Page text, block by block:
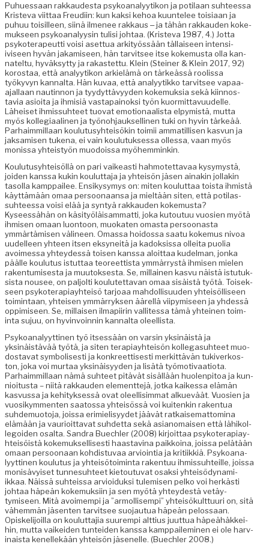
Puhues­saan rakkaud­es­ta psyko­ana­lyytikon ja poti­laan suh­teessa
Kris­te­va viit­taa Freudi­in: kun kak­si kehoa kuun­telee toisi­aan ja
puhuu toisilleen, siinä ilme­nee rakkaus ‒ ja tähän rakkau­den koke­
muk­seen psyko­ana­lyysin tulisi johtaa. (Kris­te­va 1987, 4.) Jot­ta
psykoter­apeut­ti voisi aset­tua ark­i­työssään täl­laiseen inten­si­
iviseen hyvän jakamiseen, hän tarvit­see itse koke­mus­ta olla kan­
natel­tu, hyväksyt­ty ja rakastet­tu. Klein (Stein­er & Klein 2017, 92)
korostaa, että ana­lyytikon arkielämä on tärkeässä roolis­sa
työkyvyn kannal­ta. Hän kuvaa, että ana­lyytikko tarvit­see vapaa-
ajal­laan nautin­non ja tyy­dyt­tävyy­den koke­muk­sia sekä kiin­nos­
tavia asioi­ta ja ihmisiä vastapain­ok­si työn kuor­mit­tavu­udelle.
Läheiset ihmis­suh­teet tuo­vat emo­tion­aal­ista elpymistä, mut­ta
myös kol­le­giaa­li­nen ja työno­h­jauk­selli­nen tuki on hyvin tärkeää.
Parhaim­mil­laan koulu­tusy­hteisökin toimii ammatil­lisen kasvun ja
jak­samisen tuke­na, ei vain koulu­tuk­ses­sa ollessa, vaan myös
monis­sa yhteistyön muodois­sa myöhemminkin.
Koulu­tusy­hteisöl­lä on pari vaikeasti hah­motet­tavaa kysymys­tä,
joiden kanssa kukin koulut­ta­ja ja yhteisön jäsen ainakin jol­lakin
tasol­la kamp­pailee. Ensikysymys on: miten koulut­taa toista ihmistä
käyt­tämään omaa per­soon­aansa ja mieltään siten, että poti­las­
suh­teessa voisi elää ja syn­tyä rakkau­den koke­mus­ta?
Kyseessähän on käsi­työläisam­mat­ti, joka kutoutuu vuosien myötä
ihmisen omaan luon­toon, muokat­en omas­ta per­soonas­ta
ymmärtämisen väli­neen. Omas­sa hoi­dos­sa saatu koke­mus nivoa
uudelleen yhteen itsen eksyneitä ja kadok­sis­sa ollei­ta puo­lia
avoimes­sa yhtey­dessä toisen kanssa aloit­taa kudel­man, jon­ka
päälle koulu­tus istut­taa teo­reet­tista ymmär­rystä ihmisen mie­len
rak­en­tu­mis­es­ta ja muu­tok­ses­ta. Se, mil­lainen kasvu näistä istu­tuk­
sista nousee, on paljolti koulutet­ta­van omaa sisäistä työtä. Toisek­
seen psykoter­api­ay­hteisö tar­joaa mah­dol­lisu­u­den yhteisöl­liseen
toim­intaan, yhteisen ymmär­ryk­sen äärel­lä viipymiseen ja yhdessä
oppimiseen. Se, mil­laisen ilmapi­irin val­lites­sa tämä yhteinen toim­
inta sujuu, on hyv­in­voin­nin kannal­ta oleellista.
Psyko­ana­lyyt­ti­nen työ itsessään on varsin yksinäistä ja
yksinäistävää työtä, ja siten ter­api­ay­hteisön kol­le­ga­suh­teet muo­
dosta­vat sym­bol­is­es­ti ja konkreet­tis­es­ti merkit­tävän tukiverkos­
ton, joka voi mur­taa yksinäisyy­den ja lisätä työ­mo­ti­vaa­tio­ta.
Parhaim­mil­laan nämä suh­teet pitävät sisäl­lään huolen­pitoa ja kun­
nioi­tus­ta – niitä rakkau­den ele­ment­te­jä, jot­ka kaikessa elämän
kasvus­sa ja kehi­tyk­sessä ovat oleel­lisim­mat alkueväät. Vuosien ja
vuosikym­menten saatossa yhteisössä voi kuitenkin rak­en­tua
suhde­muo­to­ja, jois­sa erim­ielisyy­det jäävät ratkaise­mat­tom­i­na
elämään ja vau­ri­oit­ta­vat suhdet­ta sekä asianomaisen että lähikol­
le­goiden osalta. San­dra Buech­ler (2008) kir­joit­taa psykoter­api­ay­
hteisöistä koke­muk­sel­lis­es­ti haas­tavina paikkoina, jois­sa pelätään
omaan per­soon­aan kohdis­tu­vaa arvioin­tia ja kri­ti­ikkiä. Psyko­ana­
lyyt­ti­nen koulu­tus ja yhteisö­toim­inta rak­en­tuu ihmis­suhteille, jois­sa
mon­isävyiset tun­nesuh­teet kietoutu­vat osak­si yhteisö­dy­nami­
ikkaa. Näis­sä suhteis­sa arvioiduk­si tulemisen pelko voi herkästi
johtaa häpeän koke­muk­si­in ja sen myötä yhtey­destä vetäy­
tymiseen. Mitä avoimem­pi ja ”armol­lisem­pi” yhteisökult­tuuri on, sitä
vähem­män jäsen­ten tarvit­see suo­jau­tua häpeän pelos­saan.
Opiske­li­joil­la on koulut­ta­jia suurem­pi alt­tius juut­tua häpeähäkkei­
hin, mut­ta vaikei­den tun­tei­den kanssa kamp­pailem­i­nen ei ole harv­
inaista kenellekään yhteisön jäsenelle. (Buech­ler 2008.)